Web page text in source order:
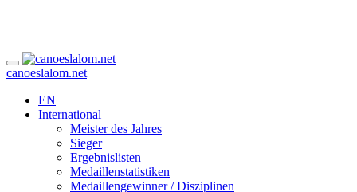
canoeslalom.net
EN
International
Meister des Jahres
Sieger
Ergebnislisten
Medaillenstatistiken
Medaillengewinner / Disziplinen